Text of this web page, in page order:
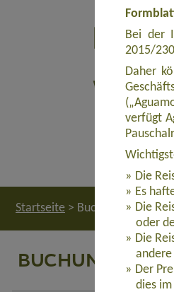
Startseite > Buchung
BUCHUNG
Bei der
2015/
Daher
verfügt
Die
Es
Die
oder
Die
Der
dies